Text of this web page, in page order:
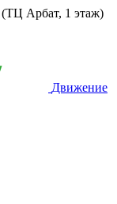
Арбат, 1 этаж)
Движение